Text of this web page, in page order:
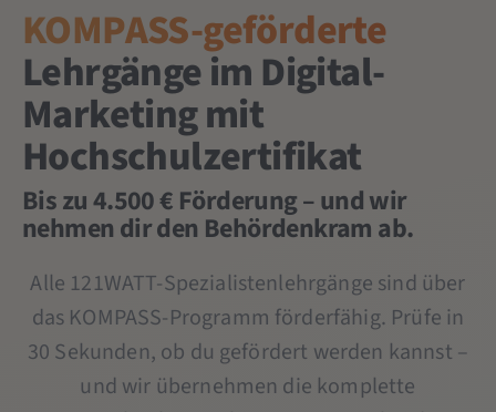
KOMPASS-geförderte
Lehrgänge im Digital-
Marketing mit
Hochschulzertifikat
Bis zu 4.500 € Förderung – und wir
nehmen dir den Behördenkram ab.
Alle 121WATT-Spezialistenlehrgänge sind über
das KOMPASS-Programm förderfähig. Prüfe in
30 Sekunden, ob du gefördert werden kannst –
und wir übernehmen die komplette